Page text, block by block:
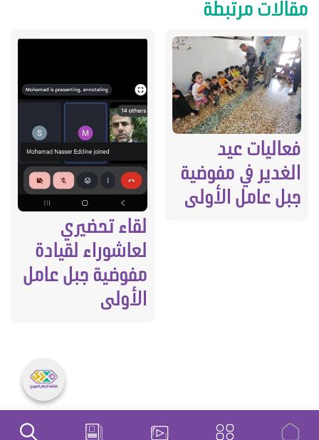
مقالات مرتبطة
لقاء تحضيري
لعاشوراء لقيادة
مفوضية جبل عامل
الأولى
فعاليات عيد
الغدير في مفوضية
جبل عامل الأولى